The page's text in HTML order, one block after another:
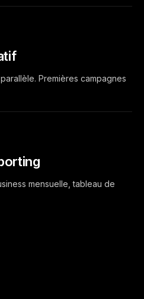
Premières campagnes
mensuelle, tableau de